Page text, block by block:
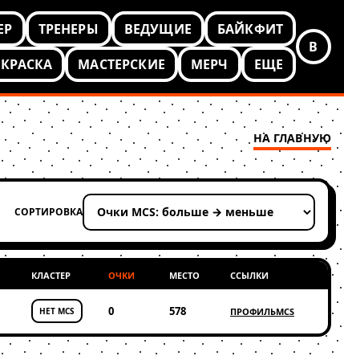
ТРЕНЕРЫ ВЕДУЩИЕ
БАЙКФИТ
МАСТЕРСКИЕ МЕРЧ ЕЩЕ
В
НА ГЛАВНУЮ
СОРТИРОВКА
Применить сортировку
КЛАСТЕР ОЧКИ МЕСТО ССЫЛКИ
НЕТ MCS 0 578 ПРОФИЛЬMCS